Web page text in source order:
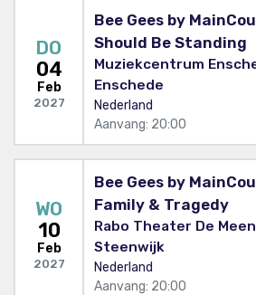
DO
04
Feb
2027
Bee Gees by
Should Be Standing
Muziekcentrum
Enschede
Nederland
Aanvang: 20:00
WO
10
Feb
2027
Bee Gees by
Family & Tragedy
Rabo Theater De
Steenwijk
Nederland
Aanvang: 20:00